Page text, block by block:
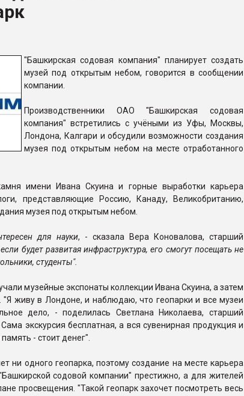
"Башкирская содовая компания" планирует создать
музей под открытым небом, говорится в сообщении
компании.
Производственники ОАО "Башкирская содовая
компания" встретились с учёными из Уфы, Москвы,
Лондона, Калгари и обсудили возможности создания
музея под открытым небом на месте отработанного
имени Ивана Скуина и горные выработки карьера
представляющие Россию, Канаду, Великобританию,
музея под открытым небом.
для науки, - сказала Вера Коновалова, старший
если будет развитая инфраструктура, его смогут посещать не
студенты".
музейные экспонаты коллекции Ивана Скуина, а затем
"Я живу в Лондоне, и наблюдаю, что геопарки и все музеи
дело, - поделилась Светлана Николаева, старший
экскурсия бесплатная, а вся сувенирная продукция и
- стоит денег".
ни одного геопарка, поэтому создание на месте карьера
содовой компании" престижно, а для жителей
просвещения. "Такой геопарк захочет посмотреть весь